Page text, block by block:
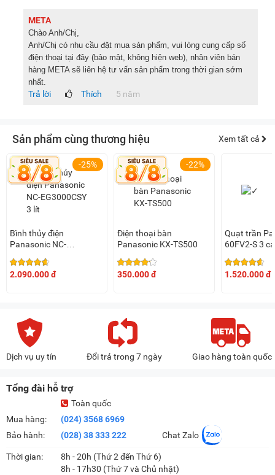
META
Chào Anh/Chị,
Anh/Chị có nhu cầu đặt mua sản phẩm, vui lòng cung cấp số
điện thoại tại đây (bảo mật, không hiện web), nhân viên bán
hàng META sẽ liên hệ tư vấn sản phẩm trong thời gian sớm
nhất.
Trả lời Thích 5 năm
Sản phẩm cùng thương hiệu Xem tất cả
-25%
Bình thủy điện
Panasonic NC-
2.090.000 đ
-22%
Điện thoại bàn
Panasonic KX-TS500
350.000 đ
Quạt trần
60FV2-S 3
1.520.000 đ
Dịch vụ uy tín Đổi trả trong 7 ngày Giao hàng toàn quốc
Tổng đài hỗ trợ
Mua hàng:
Bảo hành:
Toàn quốc
(024) 3568 6969
(028) 38 333 222
Chat Zalo
Thời gian:
8h - 20h (Thứ 2 đến Thứ 6)
8h - 17h30 (Thứ 7 và Chủ nhật)